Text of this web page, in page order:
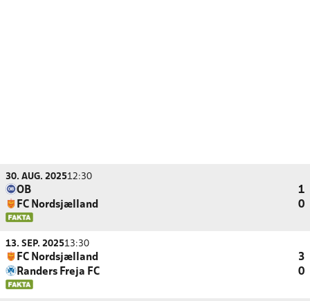
30. AUG. 202512:30
OB
1
FC Nordsjælland
0
13. SEP. 202513:30
FC Nordsjælland
3
Randers Freja FC
0